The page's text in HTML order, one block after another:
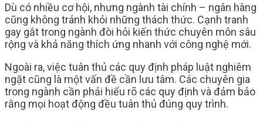
Dù có nhiều cơ hội, nhưng ngành tài chính – ngân hàng
cũng không tránh khỏi những thách thức. Cạnh tranh
gay gắt trong ngành đòi hỏi kiến thức chuyên môn sâu
rộng và khả năng thích ứng nhanh với công nghệ mới.
Ngoài ra, việc tuân thủ các quy định pháp luật nghiêm
ngặt cũng là một vấn đề cần lưu tâm. Các chuyên gia
trong ngành cần phải hiểu rõ các quy định và đảm bảo
rằng mọi hoạt động đều tuân thủ đúng quy trình.